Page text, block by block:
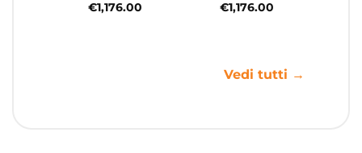
€1,176.00
€1,176.00
Vedi tutti →